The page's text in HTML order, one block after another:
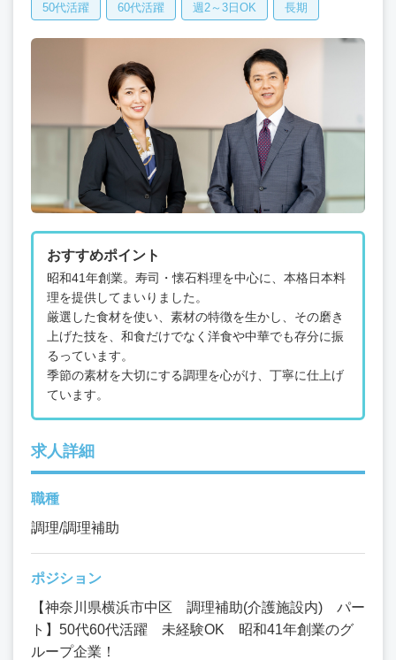
50代活躍 60代活躍 週2～3日OK 長期
おすすめポイント
昭和41年創業。寿司・懐石料理を中心に、本格日本料
理を提供してまいりました。
厳選した食材を使い、素材の特徴を生かし、その磨き
上げた技を、和食だけでなく洋食や中華でも存分に振
るっています。
季節の素材を大切にする調理を心がけ、丁寧に仕上げ
ています。
求人詳細
職種
調理/調理補助
ポジション
【神奈川県横浜市中区 調理補助(介護施設内) パー
ト】50代60代活躍 未経験OK 昭和41年創業のグ
ループ企業！